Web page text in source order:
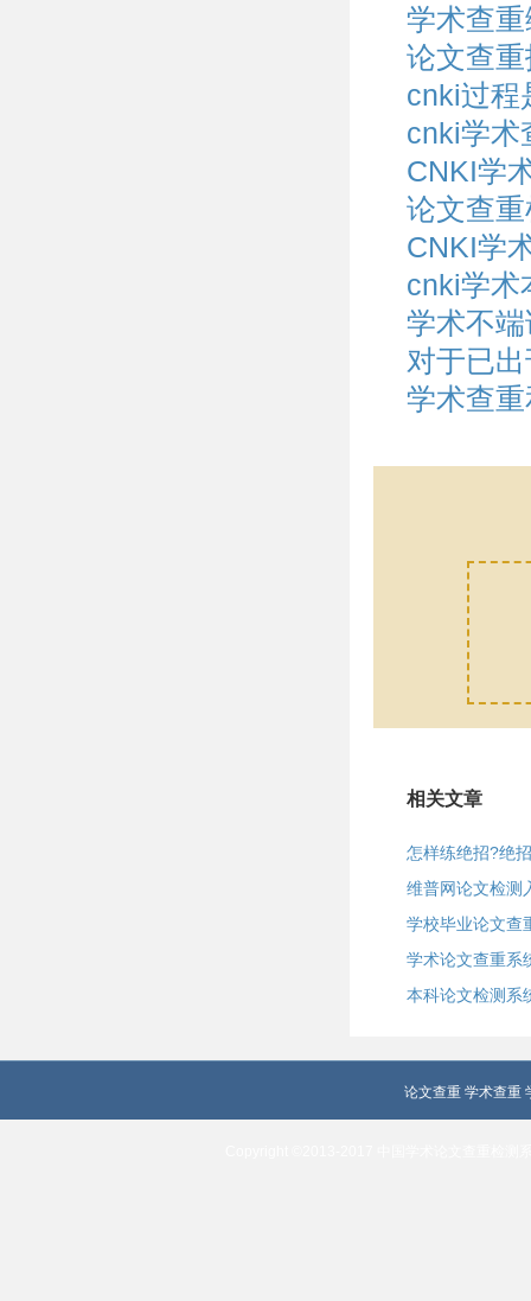
学术查
论文查
cnki过程
cnki学术
CNKI学
论文查
CNKI学
cnki学术
学术不
对于已
学术查
相关文章
怎样练绝招?绝
维普网论文检
学校毕业论文查
学术论文查重系
本科论文检测系
论文查重 学术查重